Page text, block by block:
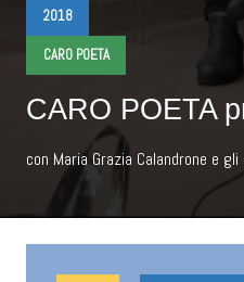
2018
CARO POETA
CARO POETA
con Maria Grazia Calandrone e